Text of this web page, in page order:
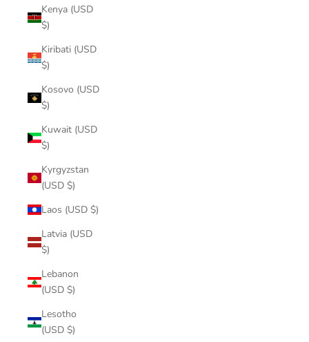
Kenya (USD
$)
Kiribati (USD
$)
Kosovo (USD
$)
Kuwait (USD
$)
Kyrgyzstan
(USD $)
Laos (USD $)
Latvia (USD
$)
Lebanon
(USD $)
Lesotho
(USD $)